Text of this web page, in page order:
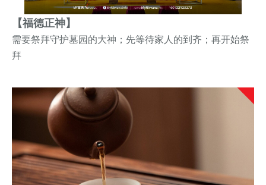
【福德正神】
需要祭拜守护墓园的大神； 先等待家人的到齐；再开始祭
拜